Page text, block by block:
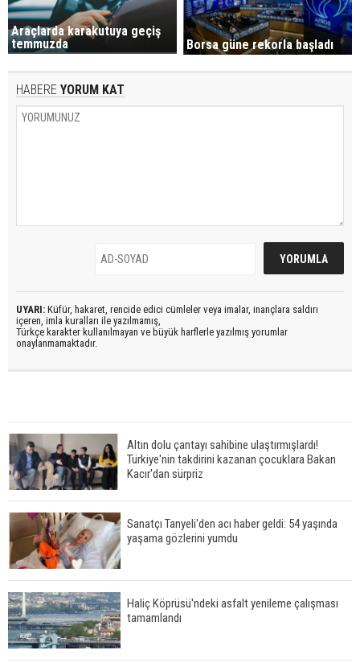
Araçlarda karakutuya geçiş
temmuzda
Borsa güne rekorla başladı
HABERE YORUM KAT
UYARI: Küfür, hakaret, rencide edici cümleler veya imalar, inançlara saldırı
içeren, imla kuralları ile yazılmamış,
Türkçe karakter kullanılmayan ve büyük harflerle yazılmış yorumlar
onaylanmamaktadır.
Altın dolu çantayı sahibine ulaştırmışlardı!
Türkiye'nin takdirini kazanan çocuklara Bakan
Kacır'dan sürpriz
Sanatçı Tanyeli'den acı haber geldi: 54 yaşında
yaşama gözlerini yumdu
Haliç Köprüsü'ndeki asfalt yenileme çalışması
tamamlandı